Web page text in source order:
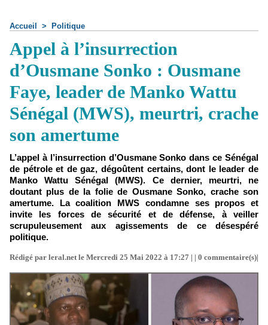
Accueil > Politique
Appel à l’insurrection
d’Ousmane Sonko : Ousmane
Faye, leader de Manko Wattu
Sénégal (MWS), meurtri, crache
son amertume
L’appel à l’insurrection d’Ousmane Sonko dans ce Sénégal
de pétrole et de gaz, dégoûtent certains, dont le leader de
Manko Wattu Sénégal (MWS). Ce dernier, meurtri, ne
doutant plus de la folie de Ousmane Sonko, crache son
amertume. La coalition MWS condamne ses propos et
invite les forces de sécurité et de défense, à veiller
scrupuleusement aux agissements de ce désespéré
politique.
Rédigé par leral.net le Mercredi 25 Mai 2022 à 17:27 | | 0 commentaire(s)|